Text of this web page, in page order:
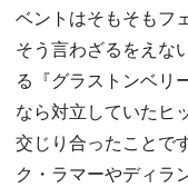
ベントはそもそもフ
そう言わざるをえな
る『グラストンベリ
なら対立していたヒ
交じり合ったことで
ク・ラマーやディラ